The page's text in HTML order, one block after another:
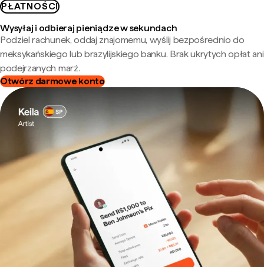
PŁATNOŚCI
Wysyłaj i odbieraj pieniądze w sekundach
Podziel rachunek, oddaj znajomemu, wyślij bezpośrednio do
meksykańskiego lub brazylijskiego banku. Brak ukrytych opłat ani
podejrzanych marż.
Otwórz darmowe konto